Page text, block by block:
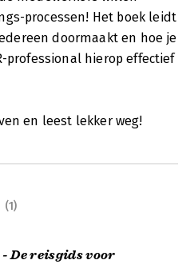
processen! Het boek leidt
doormaakt en hoe je
professional hierop effectief
en leest lekker weg!
(1)
De reisgids voor